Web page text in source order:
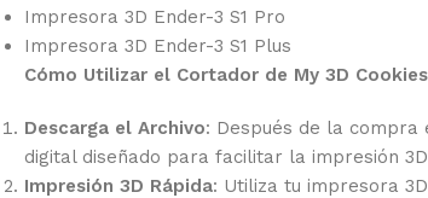
Impresora 3D Ender-3 S1 Pro
Impresora 3D Ender-3 S1 Plus
Cómo Utilizar el Cortador de My 3D
Descarga el Archivo: Después de la compra
digital diseñado para facilitar la impresión
Impresión 3D Rápida: Utiliza tu impresora